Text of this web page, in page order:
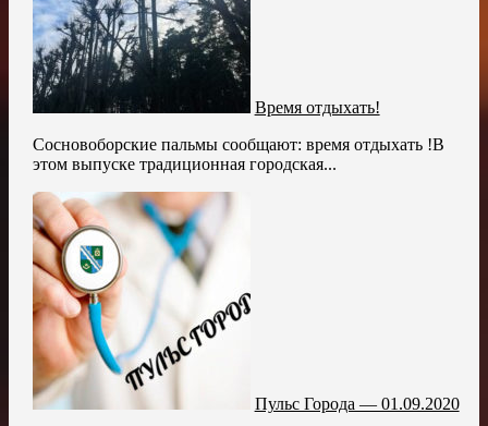
Время отдыхать!
Сосновоборские пальмы сообщают: время отдыхать !В
этом выпуске традиционная городская...
Пульс Города — 01.09.2020